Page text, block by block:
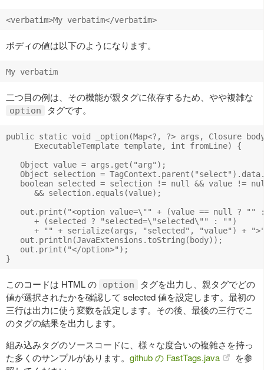
ボディの値は以下のようになります。
二つ目の例は、その機能が親タグに依存するため、やや複雑な
option タグです。
public static void _option(Map<?, ?> args, Closure
      ExecutableTemplate template, int fromLine) {
   Object value = args.get("arg");
Object selection =
boolean selected = selection != null && value !=
      && selection.equals(value);
out.print("<option value=\"" + (value == null ? ""
      + (selected ? "selected=\"selected\"" : "")
+ "" + serialize(args, "selected", "value") +
   out.println(JavaExtensions.toString(body));
   out.print("</option>");
このコードは HTML の option
タグを出力し、親タグでどの
値が選択されたかを確認して selected 値を設定します。最初の
三行は出力に使う変数を設定します。その後、最後の三行でこ
のタグの結果を出力します。
組み込みタグのソースコードに、様々な度合いの複雑さを持っ
た多くのサンプルがあります。 github の FastTags.java
を参